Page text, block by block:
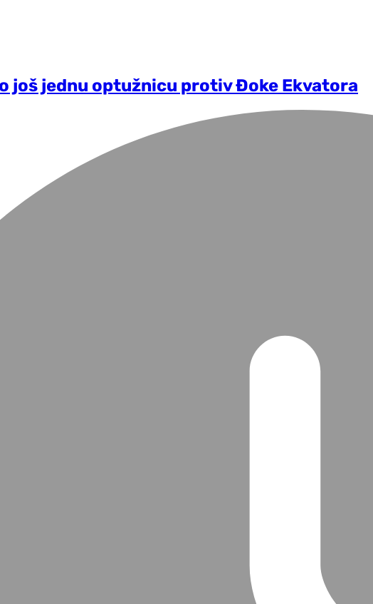
još jednu optužnicu protiv Đoke Ekvatora